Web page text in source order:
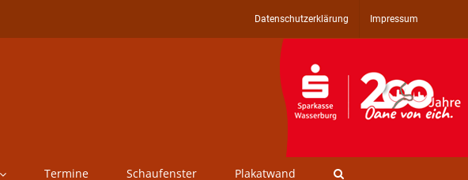
Datenschutzerklärung Impressum
Termine Schaufenster Plakatwand